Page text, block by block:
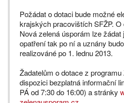
Požádat o dotaci bude možné
krajských pracovištích SFŽP.
Nová zelená úsporám lze
opatření tak po ní a uznány
realizováné po 1. lednu 2013.
Žadatelům o dotace z
dispozici bezplatná informační
PÁ od 7:30 do 16:00) a stránky